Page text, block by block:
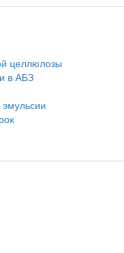
целлюлозы
в АБЗ